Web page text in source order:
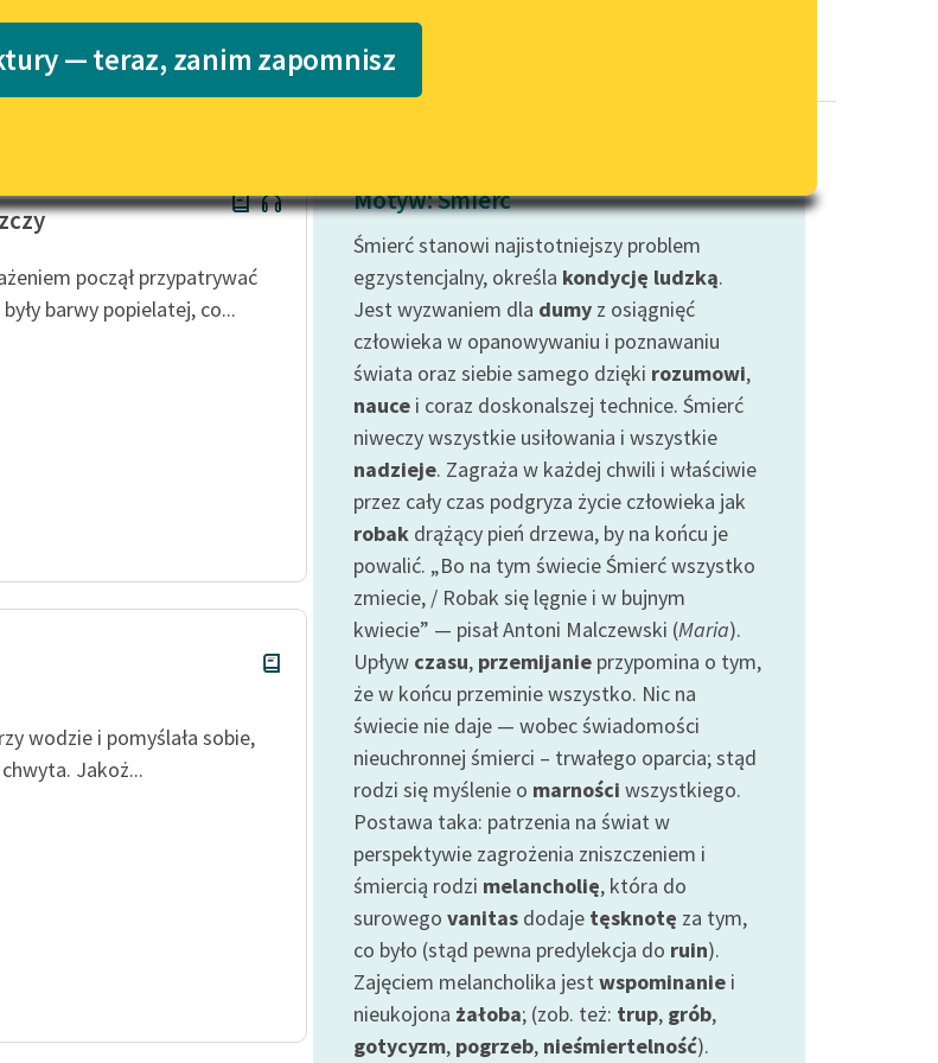
Lektury szkolne i klasyka
literatury do słuchania dla
E-kolekcja lektur szkolnych i
literatury do słuchania dla
uczennic i uczniów z
niepełnosprawnościami
Feministyczne inspiracje.
Popularyzacja skandynawskiej
Katalog
Katalog w formacie PDF
wrażliwych
Deklaracja dostępności
— teraz, zanim zapomnisz
począł przypatrywać
barwy popielatej, co...
wodzie i pomyślała sobie,
Jakoż...
Motyw: Śmierć
Śmierć stanowi najistotniejszy problem
egzystencjalny, określa kondycję ludzką.
Jest wyzwaniem dla dumy z osiągnięć
człowieka w opanowywaniu i poznawaniu
świata oraz siebie samego dzięki rozumowi,
nauce i coraz doskonalszej technice. Śmierć
niweczy wszystkie usiłowania i wszystkie
nadzieje. Zagraża w każdej chwili i właściwie
przez cały czas podgryza życie człowieka jak
robak drążący pień drzewa, by na końcu je
powalić. „Bo na tym świecie Śmierć wszystko
zmiecie, / Robak się lęgnie i w bujnym
kwiecie” — pisał Antoni Malczewski (Maria).
Upływ czasu, przemijanie przypomina o tym,
że w końcu przeminie wszystko. Nic na
świecie nie daje — wobec świadomości
nieuchronnej śmierci – trwałego oparcia; stąd
rodzi się myślenie o marności wszystkiego.
Postawa taka: patrzenia na świat w
perspektywie zagrożenia zniszczeniem i
śmiercią rodzi melancholię, która do
surowego vanitas dodaje tęsknotę za tym,
co było (stąd pewna predylekcja do ruin).
Zajęciem melancholika jest wspominanie i
nieukojona żałoba; (zob. też: trup, grób,
gotycyzm, pogrzeb, nieśmiertelność).